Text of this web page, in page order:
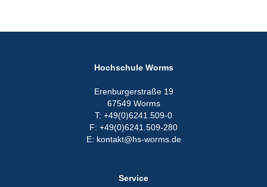
Hochschule Worms
Erenburgerstraße 19
67549 Worms
T: +49(0)6241.509-0
F: +49(0)6241.509-280
E: kontakt@hs-worms.de
Service